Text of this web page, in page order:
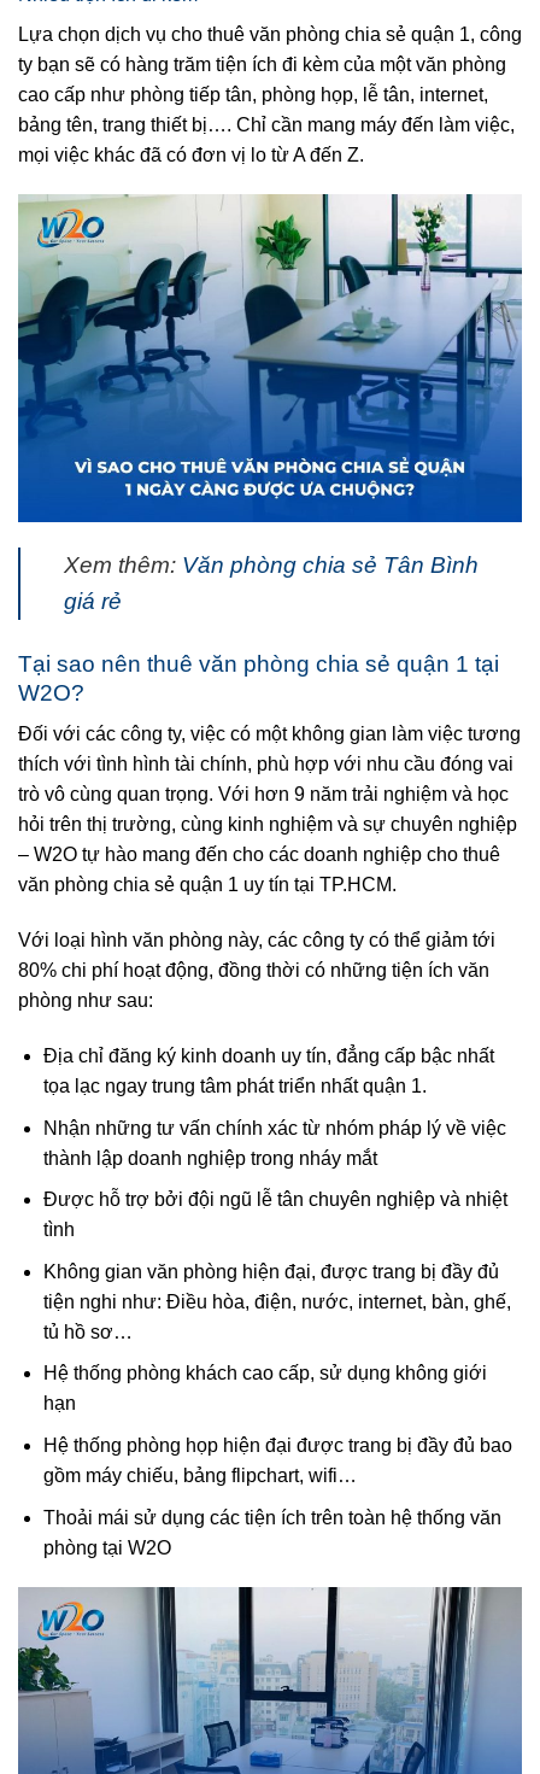
Lựa chọn dịch vụ cho thuê văn phòng chia sẻ quận 1, công
ty bạn sẽ có hàng trăm tiện ích đi kèm của một văn phòng
cao cấp như phòng tiếp tân, phòng họp, lễ tân, internet,
bảng tên, trang thiết bị…. Chỉ cần mang máy đến làm việc,
mọi việc khác đã có đơn vị lo từ A đến Z.
Xem thêm: Văn phòng chia sẻ Tân Bình
giá rẻ
Tại sao nên thuê văn phòng chia sẻ quận 1 tại
W2O?
Đối với các công ty, việc có một không gian làm việc tương
thích với tình hình tài chính, phù hợp với nhu cầu đóng vai
trò vô cùng quan trọng. Với hơn 9 năm trải nghiệm và học
hỏi trên thị trường, cùng kinh nghiệm và sự chuyên nghiệp
– W2O tự hào mang đến cho các doanh nghiệp cho thuê
văn phòng chia sẻ quận 1 uy tín tại TP.HCM.
Với loại hình văn phòng này, các công ty có thể giảm tới
80% chi phí hoạt động, đồng thời có những tiện ích văn
phòng như sau:
Địa chỉ đăng ký kinh doanh uy tín, đẳng cấp bậc nhất
tọa lạc ngay trung tâm phát triển nhất quận 1.
Nhận những tư vấn chính xác từ nhóm pháp lý về việc
thành lập doanh nghiệp trong nháy mắt
Được hỗ trợ bởi đội ngũ lễ tân chuyên nghiệp và nhiệt
tình
Không gian văn phòng hiện đại, được trang bị đầy đủ
tiện nghi như: Điều hòa, điện, nước, internet, bàn, ghế,
tủ hồ sơ…
Hệ thống phòng khách cao cấp, sử dụng không giới
hạn
Hệ thống phòng họp hiện đại được trang bị đầy đủ bao
gồm máy chiếu, bảng flipchart, wifi…
Thoải mái sử dụng các tiện ích trên toàn hệ thống văn
phòng tại W2O